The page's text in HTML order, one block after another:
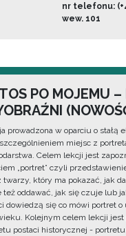
nr telefonu:
wew. 101
PO MOJEMU –
prowadzona w oparciu o stałą
miejsc z
Celem lekcji jest
„portret” czyli
twarzy, który ma pokazać, jak
też oddawać, jak się czuje lub
dowiedzą się co mówi portret
Kolejnym celem lekcji
postaci historycznej -